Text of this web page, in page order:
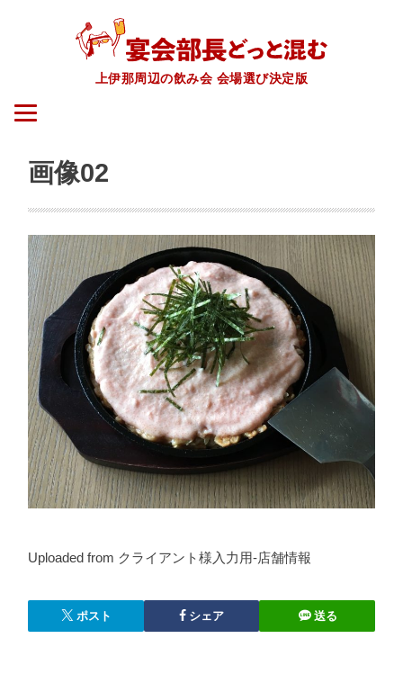
上伊那周辺の飲み会 会場選び決定版
画像02
Uploaded from クライアント様入力用-店舗情報
ポスト シェア 送る